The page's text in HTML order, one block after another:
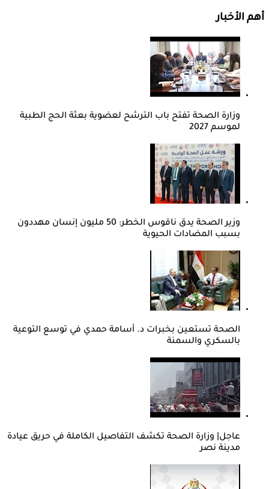
أهم الأخبار
وزارة الصحة تفتح باب الترشح لعضوية بعثة الحج الطبية
لموسم 2027
وزير الصحة يدق ناقوس الخطر: 50 مليون إنسان مهددون
بسبب المضادات الحيوية
الصحة تستعين بخبرات د. أسامة حمدي في توسع التوعية
بالسكري والسمنة
عاجل| وزارة الصحة تكشف التفاصيل الكاملة في حريق عيادة
مدينة نصر